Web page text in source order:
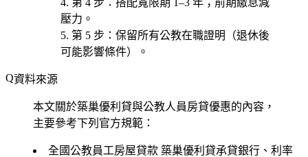
壓力。
第 5 步 ：保留所有公教在職證明
（退休後
可能影響條件）。
資料來源
本文關於築巢優利貸與公教人員房貸優惠的內容，
主要參考下列官方規範：
全國公教員工房屋貸款 築巢優利貸承貸銀行、利率